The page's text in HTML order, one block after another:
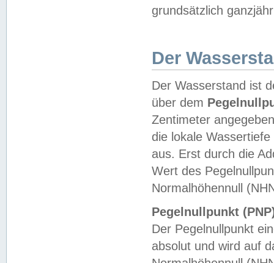
grundsätzlich
Der
Der Wasserstand ist
über dem
Zentimeter
die lokale
aus. Erst durch die
Wert des
Normalhöhennull
Pegelnullpunkt
Der Pegelnullpunkt
absolut und wird auf